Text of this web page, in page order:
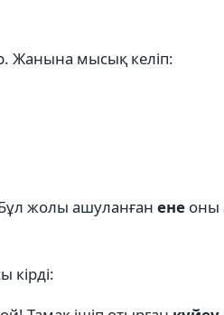
Жанына мысық келіп:
жолы ашуланған ене оны
кірді: